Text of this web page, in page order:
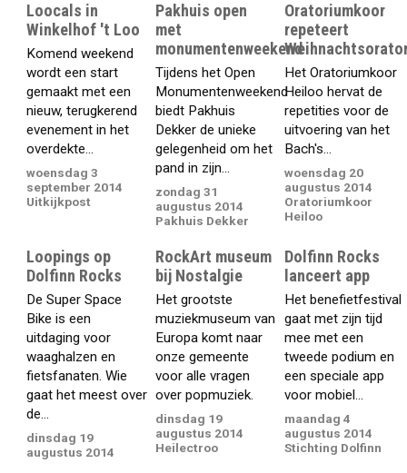
Loocals in
Winkelhof 't Loo
Komend weekend
wordt een start
gemaakt met een
nieuw, terugkerend
evenement in het
overdekte...
woensdag 3
september 2014
Uitkijkpost
Pakhuis open
met
monumentenweekend
Tijdens het Open
Monumentenweekend
biedt Pakhuis
Dekker de unieke
gelegenheid om het
pand in zijn...
zondag 31
augustus 2014
Pakhuis Dekker
Oratoriumkoor
repeteert
Het Oratoriumkoor
Heiloo hervat de
repetities voor de
uitvoering van het
Bach's...
woensdag 20
augustus 2014
Oratoriumkoor
Heiloo
Loopings op
Dolfinn Rocks
De Super Space
Bike is een
uitdaging voor
waaghalzen en
fietsfanaten. Wie
gaat het meest over
de...
dinsdag 19
augustus 2014
RockArt museum
bij Nostalgie
Het grootste
muziekmuseum van
Europa komt naar
onze gemeente
voor alle vragen
over popmuziek.
dinsdag 19
augustus 2014
Heilectroo
Dolfinn Rocks
lanceert app
Het benefietfestival
gaat met zijn tijd
mee met een
tweede podium en
een speciale app
voor mobiel...
maandag 4
augustus 2014
Stichting Dolfinn